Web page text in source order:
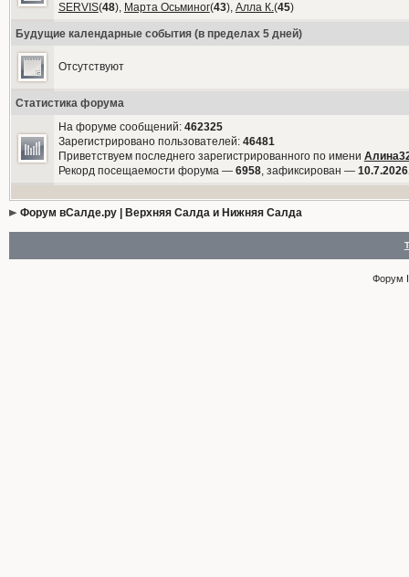
SERVIS(48), Марта Осьминог(43), Алла К.(45)
Будущие календарные события (в пределах 5 дней)
Отсутствуют
Статистика форума
На форуме сообщений: 462325
Зарегистрировано пользователей: 46481
Приветствуем последнего зарегистрированного по имени
Рекорд посещаемости форума — 6958, зафиксирован —
Форум вСалде.ру | Верхняя Салда и Нижняя Салда
Форум